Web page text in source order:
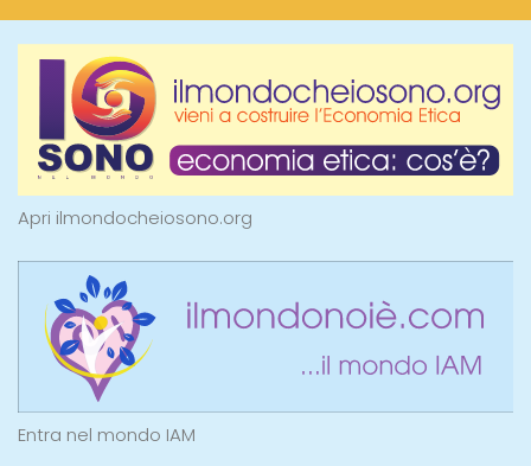
Apri ilmondocheiosono.org
Entra nel mondo IAM